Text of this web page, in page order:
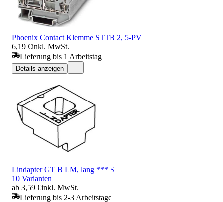
Phoenix Contact Klemme STTB 2, 5-PV
6,19 €inkl. MwSt.
Lieferung bis 1 Arbeitstag
Details anzeigen
Lindapter GT B LM, lang *** S
10 Varianten
ab 3,59 €inkl. MwSt.
Lieferung bis 2-3 Arbeitstage